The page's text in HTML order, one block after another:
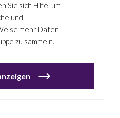
Sie sich Hilfe, um
und
mehr Daten
zu sammeln.